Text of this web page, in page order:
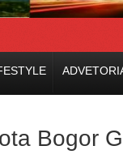
Bogor